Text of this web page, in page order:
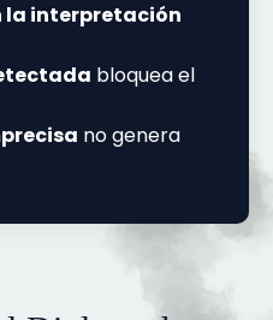
la interpretación
bloquea el
no genera